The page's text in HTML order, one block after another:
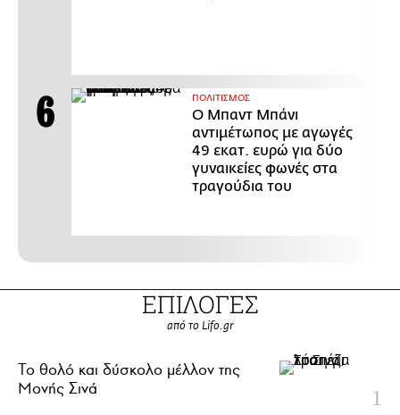
ΠΟΛΙΤΙΣΜΟΣ
Ο Μπαντ Μπάνι
αντιμέτωπος με αγωγές
49 εκατ. ευρώ για δύο
γυναικείες φωνές στα
τραγούδια του
ΕΠΙΛΟΓΕΣ
από το Lifo.gr
Το θολό και δύσκολο μέλλον της
Μονής Σινά